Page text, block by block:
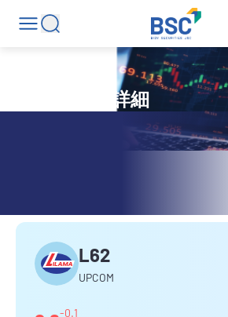
銘柄コード詳細
L62
UPCOM
-0.1